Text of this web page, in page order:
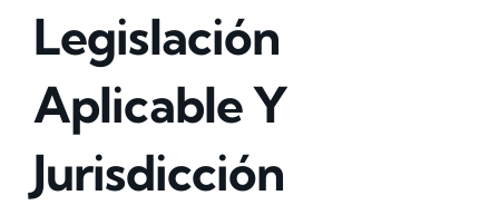
Legislación
Aplicable Y
Jurisdicción